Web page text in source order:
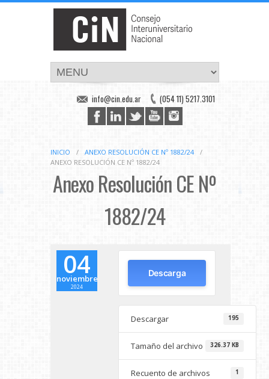
(054 11) 5217.3101
info@cin.edu.ar
INICIO / ANEXO RESOLUCIÓN CE Nº 1882/24
/
ANEXO RESOLUCIÓN CE Nº 1882/24
Anexo Resolución CE Nº
1882/24
04
noviembre
2024
Descarga
Descargar 195
Tamaño del archivo 326.37 KB
Recuento de archivos 1